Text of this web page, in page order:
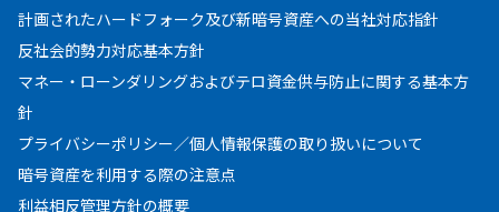
計画されたハードフォーク及び新暗号資産への当社対応指針
反社会的勢力対応基本方針
マネー・ローンダリングおよびテロ資金供与防止に関する基本方
針
プライバシーポリシー／個人情報保護の取り扱いについて
暗号資産を利用する際の注意点
利益相反管理方針の概要